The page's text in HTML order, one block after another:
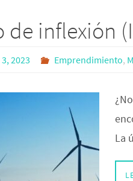
de inflexión
2023 Emprendimiento,
La